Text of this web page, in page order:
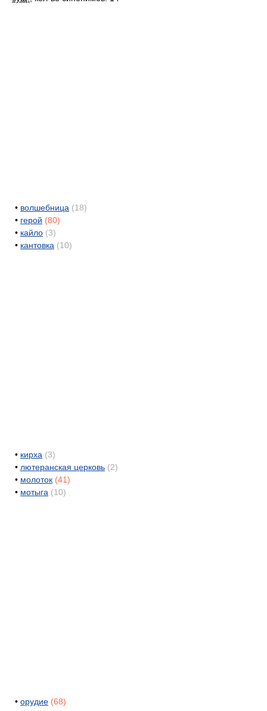
• волшебница (18)
• герой (80)
• кайло (3)
• кантовка (10)
• кирха (3)
• лютеранская церковь (2)
• молоток (41)
• мотыга (10)
• орудие (68)